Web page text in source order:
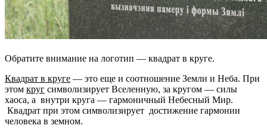
Обратите внимание на логотип — квадрат в круге.
Квадрат в круге — это еще и соотношение Земли и Неба. При
этом круг символизирует Вселенную, за кругом — силы
хаоса, а внутри круга — гармоничный Небесный Мир.
Квадрат при этом символизирует достижение гармонии
человека в земном.